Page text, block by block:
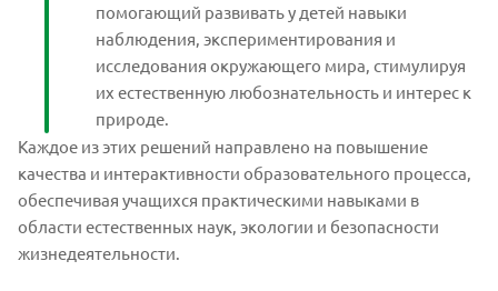
помогающий развивать у детей навыки
наблюдения, экспериментирования и
исследования окружающего мира, стимулируя
их естественную любознательность и интерес к
природе.
Каждое из этих решений направлено на повышение
качества и интерактивности образовательного процесса,
обеспечивая учащихся практическими навыками в
области естественных наук, экологии и безопасности
жизнедеятельности.